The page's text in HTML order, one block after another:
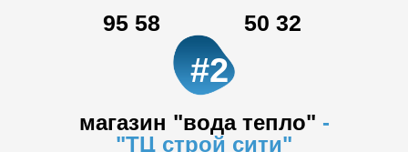
магазин "вода тепло" -
"ТЦ строй сити"
95 58
#2
50 32